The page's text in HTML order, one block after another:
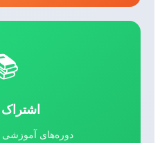
دوره‌های